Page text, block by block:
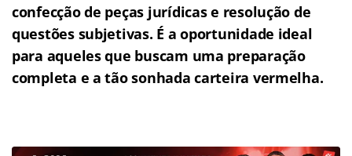
confecção de peças jurídicas e resolução de
questões subjetivas. É a oportunidade ideal
para aqueles que buscam uma preparação
completa e a tão sonhada carteira vermelha.